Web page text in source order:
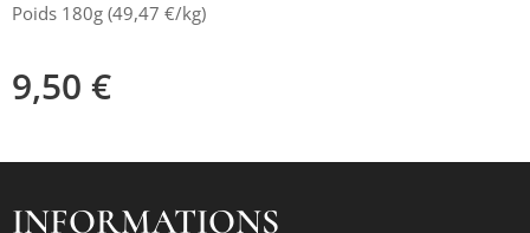
Poids 180g (49,47 €/kg)
9,50 €
INFORMATIONS